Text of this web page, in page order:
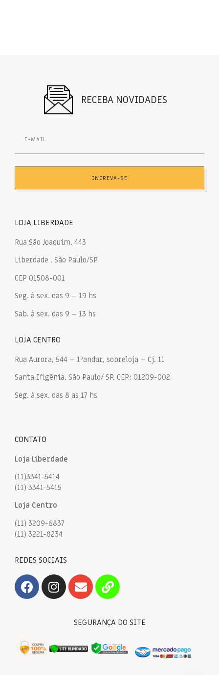
RECEBA NOVIDADES
INCREVA-SE
LOJA LIBERDADE
Rua São Joaquim, 443
Liberdade , São Paulo/SP
CEP 01508-001
Seg. à sex. das 9 – 19 hs
Sab. à sex. das 9 – 13 hs
LOJA CENTRO
Rua Aurora, 544 – 1ºandar, sobreloja – Cj. 11
Santa Ifigênia, São Paulo/ SP, CEP: 01209-002
Seg. à sex. das 8 as 17 hs
CONTATO
Loja Liberdade
(11)3341-5414
(11) 3341-5415
Loja Centro
(11) 3209-6837
(11) 3221-8234
REDES SOCIAIS
SEGURANÇA DO SITE